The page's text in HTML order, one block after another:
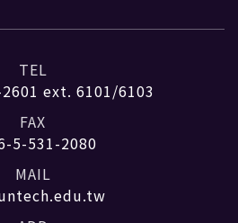
TEL
ext. 6101/6103
FAX
5-531-2080
MAIL